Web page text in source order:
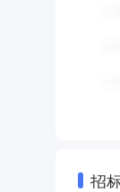
招